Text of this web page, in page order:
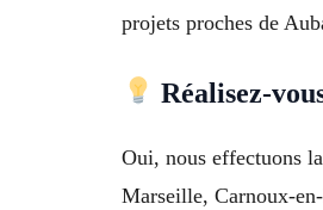
projets proches de
Réalisez-
Oui, nous effectuons
Marseille, Carnoux-